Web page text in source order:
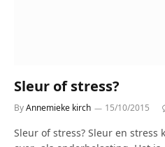
Sleur of stress?
ByAnnemieke kirch 15/10/2015
Sleur of stress? Sleur en